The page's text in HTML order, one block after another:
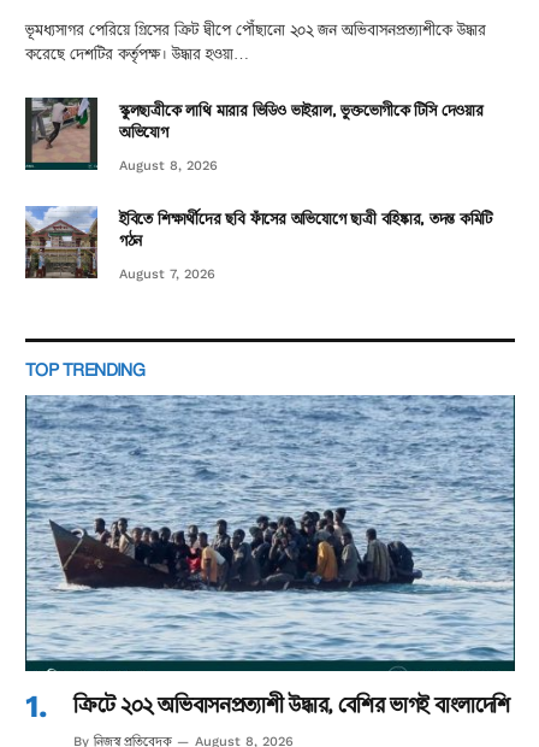
ভূমধ্যসাগর পেরিয়ে গ্রিসের ক্রিট দ্বীপে পৌঁছানো ২০২ জন অভিবাসনপ্রত্যাশীকে উদ্ধার
করেছে দেশটির কর্তৃপক্ষ। উদ্ধার হওয়া…
স্কুলছাত্রীকে লাথি মারার ভিডিও ভাইরাল, ভুক্তভোগীকে টিসি দেওয়ার
অভিযোগ
August 8, 2026
ইবিতে শিক্ষার্থীদের ছবি ফাঁসের অভিযোগে ছাত্রী বহিষ্কার, তদন্ত কমিটি
গঠন
August 7, 2026
TOP TRENDING
ক্রিটে ২০২ অভিবাসনপ্রত্যাশী উদ্ধার, বেশির ভাগই বাংলাদেশি
By নিজস্ব প্রতিবেদক August 8, 2026